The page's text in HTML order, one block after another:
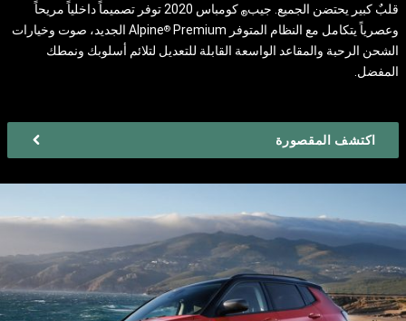
قلبٌ كبير يحتضن الجميع. جيب®
كومباس 2020 توفر تصميماً داخلياً مريحاً
وعصرياً يتكامل مع النظام المتوفر Alpine
®
Premium الجديد، صوت وخيارات
الشحن الرحبة والمقاعد الواسعة القابلة للتعديل لتلائم أسلوبك ونمطك
المفضل.
اكتشف المقصورة